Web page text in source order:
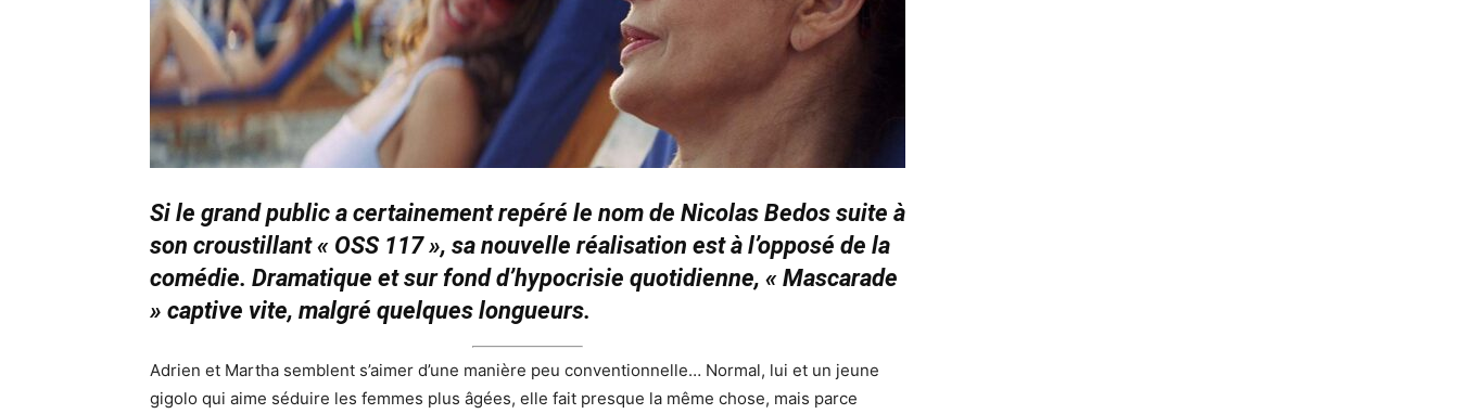
Si le grand public a certainement repéré le nom de Nicolas Bedos suite à
son croustillant « OSS 117 », sa nouvelle réalisation est à l’opposé de la
comédie. Dramatique et sur fond d’hypocrisie quotidienne, « Mascarade
» captive vite, malgré quelques longueurs.
Adrien et Martha semblent s’aimer d’une manière peu conventionnelle… Normal, lui et un jeune
gigolo qui aime séduire les femmes plus âgées, elle fait presque la même chose, mais parce